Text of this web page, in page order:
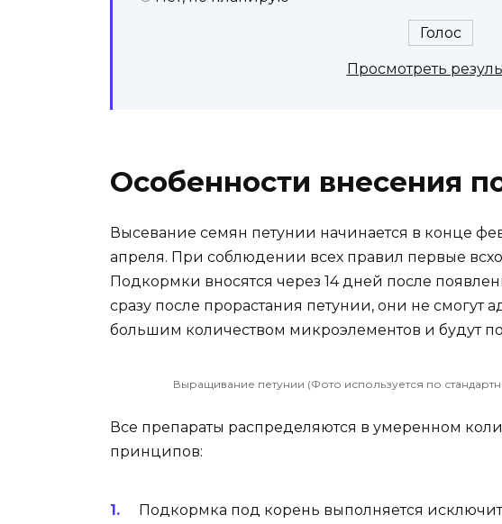
Просмотреть
Особенности внесения
Высевание семян петунии начинается в конце
апреля. При соблюдении всех правил первые
Подкормки вносятся через 14 дней после
сразу после прорастания петунии, они не смогут
большим количеством микроэлементов и будут
Выращивание петунии (Фото используется по
Все препараты распределяются в умеренном
принципов:
Подкормка под корень выполняется